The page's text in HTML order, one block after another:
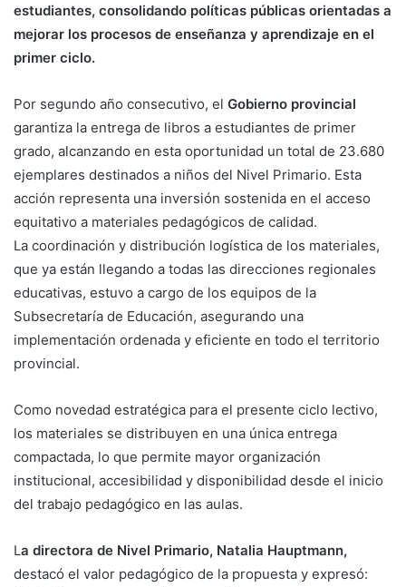
estudiantes, consolidando políticas públicas orientadas a
mejorar los procesos de enseñanza y aprendizaje en el
primer ciclo.
Por segundo año consecutivo, el Gobierno provincial
garantiza la entrega de libros a estudiantes de primer
grado, alcanzando en esta oportunidad un total de 23.680
ejemplares destinados a niños del Nivel Primario. Esta
acción representa una inversión sostenida en el acceso
equitativo a materiales pedagógicos de calidad.
La coordinación y distribución logística de los materiales,
que ya están llegando a todas las direcciones regionales
educativas, estuvo a cargo de los equipos de la
Subsecretaría de Educación, asegurando una
implementación ordenada y eficiente en todo el territorio
provincial.
Como novedad estratégica para el presente ciclo lectivo,
los materiales se distribuyen en una única entrega
compactada, lo que permite mayor organización
institucional, accesibilidad y disponibilidad desde el inicio
del trabajo pedagógico en las aulas.
La directora de Nivel Primario, Natalia Hauptmann,
destacó el valor pedagógico de la propuesta y expresó: